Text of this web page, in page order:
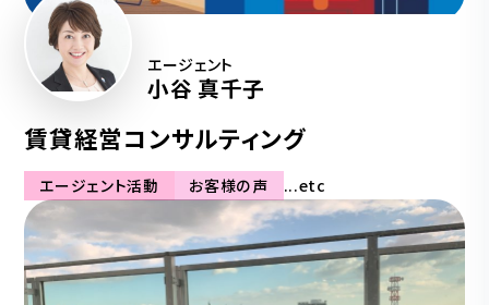
エージェント
小谷 真千子
賃貸経営コンサルティング
エージェント活動 お客様の声 ...etc